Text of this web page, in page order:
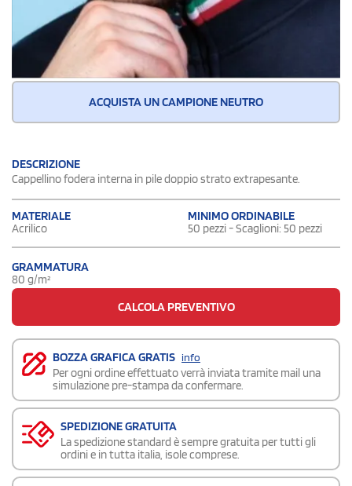
ACQUISTA UN CAMPIONE NEUTRO
DESCRIZIONE
Cappellino fodera interna in pile doppio strato extrapesante.
MATERIALE
Acrilico
MINIMO ORDINABILE
50 pezzi - Scaglioni: 50 pezzi
GRAMMATURA
80 g/m²
CALCOLA PREVENTIVO
BOZZA GRAFICA GRATIS info
Per ogni ordine effettuato verrà inviata tramite mail una
simulazione pre-stampa da confermare.
SPEDIZIONE GRATUITA
La spedizione standard è sempre gratuita per tutti gli
ordini e in tutta italia, isole comprese.